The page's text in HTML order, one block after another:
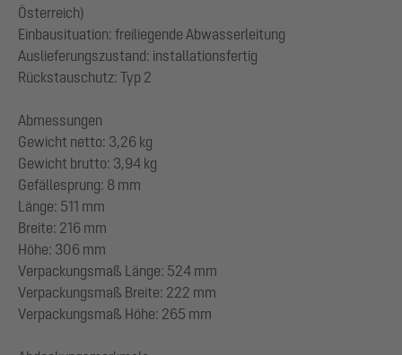
Österreich)
Einbausituation: freiliegende Abwasserleitung
Auslieferungszustand: installationsfertig
Rückstauschutz: Typ 2
Abmessungen
Gewicht netto: 3,26 kg
Gewicht brutto: 3,94 kg
Gefällesprung: 8 mm
Länge: 511 mm
Breite: 216 mm
Höhe: 306 mm
Verpackungsmaß Länge: 524 mm
Verpackungsmaß Breite: 222 mm
Verpackungsmaß Höhe: 265 mm